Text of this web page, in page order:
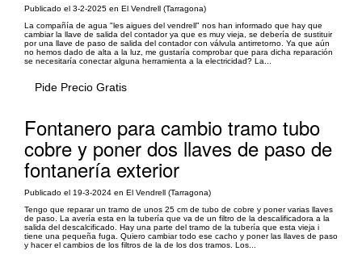
Publicado el 3-2-2025 en El Vendrell (Tarragona)
La compañía de agua "les aigues del vendrell" nos han informado que hay que
cambiar la llave de salida del contador ya que es muy vieja, se debería de sustituir
por una llave de paso de salida del contador con válvula antirretorno. Ya que aún
no hemos dado de alta a la luz, me gustaría comprobar que para dicha reparación
se necesitaría conectar alguna herramienta a la electricidad? La...
Pide Precio Gratis
Fontanero para cambio tramo tubo
cobre y poner dos llaves de paso de
fontanería exterior
Publicado el 19-3-2024 en El Vendrell (Tarragona)
Tengo que reparar un tramo de unos 25 cm de tubo de cobre y poner varias llaves
de paso. La avería esta en la tubería que va de un filtro de la descalificadora a la
salida del descalcificado. Hay una parte del tramo de la tubería que esta vieja i
tiene una pequeña fuga. Quiero cambiar todo ese cacho y poner las llaves de paso
y hacer el cambios de los filtros de la de los dos tramos. Los...